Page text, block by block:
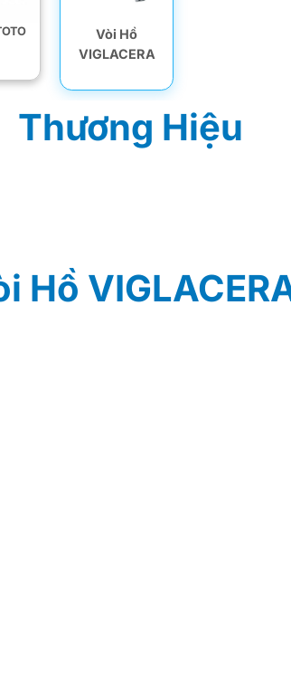
Vòi Hồ
VIGLACERA
Thương Hiệu
Hồ